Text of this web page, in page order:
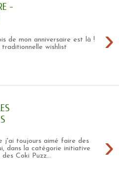
-
›
de mon anniversaire est là !
wishlist
›
j'ai toujours aimé faire des
dans la catégorie initiative
Coki Puzz...